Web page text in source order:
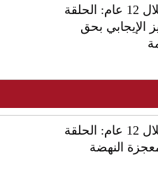
مسيرة تركيا خلال 12 عام: الحلقة
الإيجابي بحق
مسيرة تركيا خلال 12 عام: الحلقة
النهضة